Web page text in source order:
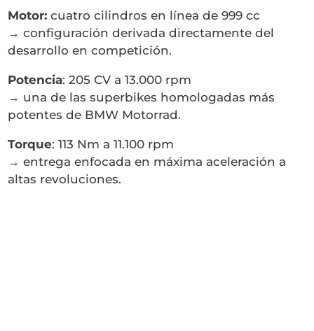
Motor: cuatro cilindros en línea de 999 cc
→ configuración derivada directamente del
desarrollo en competición.
Potencia: 205 CV a 13.000 rpm
→ una de las superbikes homologadas más
potentes de BMW Motorrad.
Torque: 113 Nm a 11.100 rpm
→ entrega enfocada en máxima aceleración a
altas revoluciones.